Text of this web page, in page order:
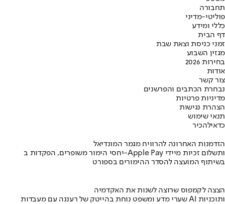
תחבורה
פוליטי-מדיני
כללי ומידע
דף הבית
זמני כניסת וצאת שבת
מגזין השבוע
בחירות 2026
אודות
צור קשר
נבחרת הכתבים והפרשנים
מדיניות פרטיות
הצהרת נגישות
תנאי שימוש
כדאילהכיר
הזדמנות האחרונה להרוויח מגמר המונדיאל
יחסי הימור משופרים, הפקדות ב-Apple Pay ותשלום זכיות מיידי
בשיתוף המועצה להסדר ההימורים בספורט
הצצה לקמפוס שרוצה לשנות את האקדמיה
שערי מדע ומשפט נוחת בהייטק של רעננה עם מעבדות AI ותוכניות